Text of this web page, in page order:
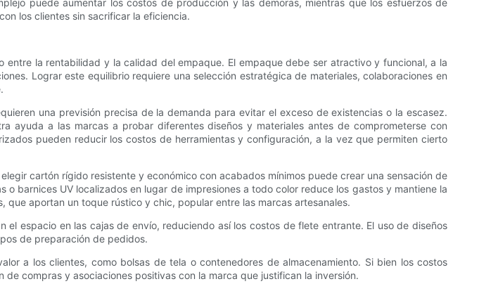
puede aumentar los costos de producción y las demoras, mientras que los esfuerzos de
los clientes sin sacrificar la eficiencia.
la rentabilidad y la calidad del empaque. El empaque debe ser atractivo y funcional, a la
Lograr este equilibrio requiere una selección estratégica de materiales, colaboraciones en
una previsión precisa de la demanda para evitar el exceso de existencias o la escasez.
a las marcas a probar diferentes diseños y materiales antes de comprometerse con
pueden reducir los costos de herramientas y configuración, a la vez que permiten cierto
cartón rígido resistente y económico con acabados mínimos puede crear una sensación de
barnices UV localizados en lugar de impresiones a todo color reduce los gastos y mantiene la
aportan un toque rústico y chic, popular entre las marcas artesanales.
espacio en las cajas de envío, reduciendo así los costos de flete entrante. El uso de diseños
de preparación de pedidos.
a los clientes, como bolsas de tela o contenedores de almacenamiento. Si bien los costos
compras y asociaciones positivas con la marca que justifican la inversión.